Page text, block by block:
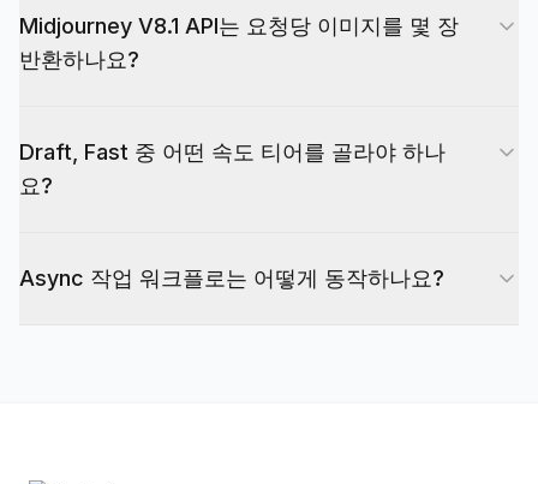
처리합니다. --cref, --cw, --tile, --weird, --niji, --
q, --no는 이 라우트에 노출되어 있지 않습니다. --
정하고, Style Reference(--sref)로 브랜드 일관적
인 조명·재질 방향을 잡으세요.
메라·렌더링 단서, 스타일 목표를 모두 포함합니다.
그 다음 파라미터를 추가하세요. 비율은 --ar, 스타
지의 Prompt Builder가 유효한 V8.1 prompt를 자
동으로 조합해 줍니다.
Midjourney V8.1 API는 요청당 이미지를 몇 장
반환하나요?
가지 이미지 변형을 반환하고, Draft는 빠른 아이데
이션을 위해 24장의 경량 스케치를 반환합니다. 각
통과 이미지 수와 무관하게 요청당 이루어집니다.
Draft, Fast 중 어떤 속도 티어를 골라야 하나
요?
24장의 경량 스케치로 방향을 탐색하는 데 적합하
Async 작업 워크플로는 어떻게 동작하나요?